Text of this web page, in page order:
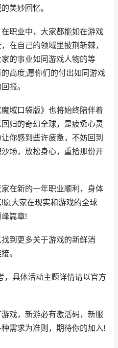
美妙回忆。
业中，大家都能如在游戏
在自己的领域里披荆斩棘，
的事业如同游戏人物的等
高度;愿你们的付出如同游戏
报。
口袋版》也将始终陪伴着
归的奇幻全球，是疲惫心灵
你感到些许疲惫，不妨回到
场，放松身心，重拾那份开
新的一年职业顺利，身体
大家在现实和游戏的全球
篇章!
更多关于游戏的新鲜消
。
具体活动主题详情请以官方
戏，新游必有激活码，新服
需求为准则，期待你的加入!